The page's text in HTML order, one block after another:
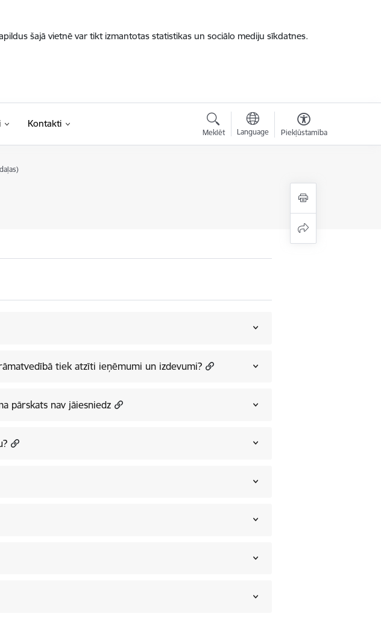
šajā vietnē var tikt izmantotas statistikas un sociālo mediju sīkdatnes.
Kontakti
Meklēt Language Piekļūstamība
tiek atzīti ieņēmumi un izdevumi?
pārskats nav jāiesniedz